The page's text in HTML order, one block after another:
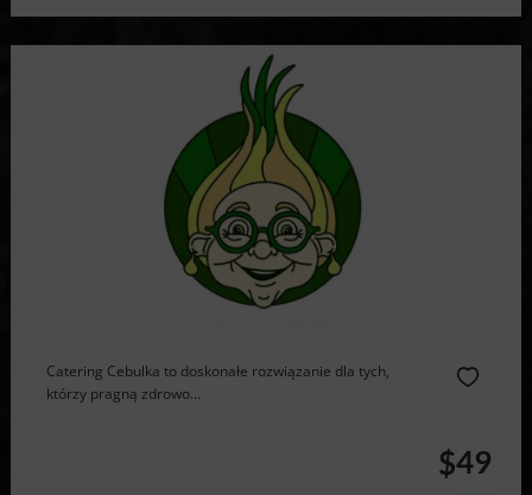
Catering Cebulka to doskonałe rozwiązanie dla tych,
którzy pragną zdrowo...
$49